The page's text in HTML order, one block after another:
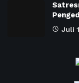
Juli